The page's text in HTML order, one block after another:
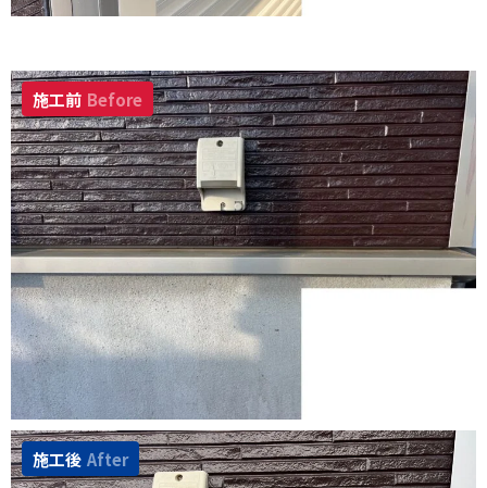
施工前 Before
施工後 After